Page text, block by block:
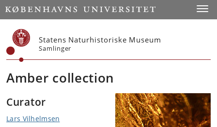
Start
Statens Naturhistoriske Museum
Samlinger
Amber collection
Curator
Lars Vilhelmsen